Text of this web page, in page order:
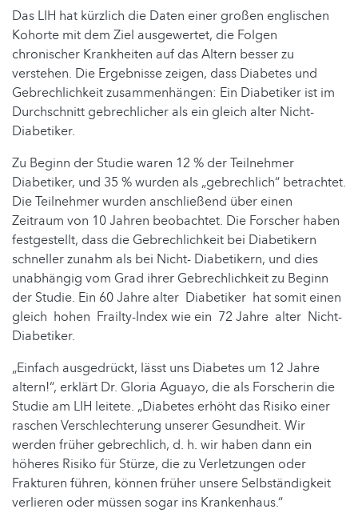
Das LIH hat kürzlich die Daten einer großen englischen
Kohorte mit dem Ziel ausgewertet, die Folgen
chronischer Krankheiten auf das Altern besser zu
verstehen. Die Ergebnisse zeigen, dass Diabetes und
Gebrechlichkeit zusammenhängen: Ein Diabetiker ist im
Durchschnitt gebrechlicher als ein gleich alter Nicht-
Diabetiker.
Zu Beginn der Studie waren 12 % der Teilnehmer
Diabetiker, und 35 % wurden als „gebrechlich“ betrachtet.
Die Teilnehmer wurden anschließend über einen
Zeitraum von 10 Jahren beobachtet. Die Forscher haben
festgestellt, dass die Gebrechlichkeit bei Diabetikern
schneller zunahm als bei Nicht- Diabetikern, und dies
unabhängig vom Grad ihrer Gebrechlichkeit zu Beginn
der Studie. Ein 60 Jahre alter Diabetiker hat somit einen
gleich hohen Frailty-Index wie ein 72 Jahre alter Nicht-
Diabetiker.
„Einfach ausgedrückt, lässt uns Diabetes um 12 Jahre
altern!“, erklärt Dr. Gloria Aguayo, die als Forscherin die
Studie am LIH leitete. „Diabetes erhöht das Risiko einer
raschen Verschlechterung unserer Gesundheit. Wir
werden früher gebrechlich, d. h. wir haben dann ein
höheres Risiko für Stürze, die zu Verletzungen oder
Frakturen führen, können früher unsere Selbständigkeit
verlieren oder müssen sogar ins Krankenhaus.“